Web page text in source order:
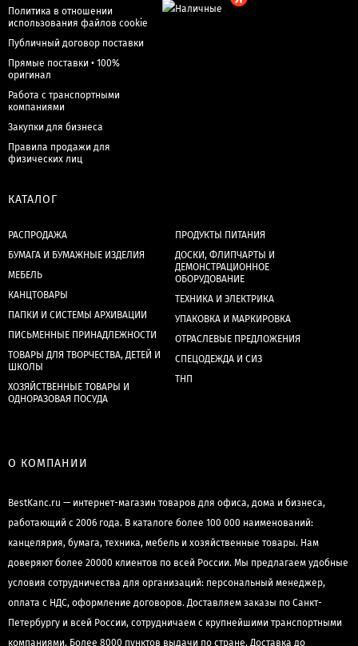
Политика в отношении
использования файлов cookie
Публичный договор поставки
Прямые поставки • 100%
оригинал
Работа с транспортными
компаниями
Закупки для бизнеса
Правила продажи для
физических лиц
КАТАЛОГ
РАСПРОДАЖА
БУМАГА И БУМАЖНЫЕ ИЗДЕЛИЯ
МЕБЕЛЬ
КАНЦТОВАРЫ
ПАПКИ И СИСТЕМЫ АРХИВАЦИИ
ПИСЬМЕННЫЕ ПРИНАДЛЕЖНОСТИ
ТОВАРЫ ДЛЯ ТВОРЧЕСТВА, ДЕТЕЙ И
ШКОЛЫ
ХОЗЯЙСТВЕННЫЕ ТОВАРЫ И
ОДНОРАЗОВАЯ ПОСУДА
ПРОДУКТЫ ПИТАНИЯ
ДОСКИ, ФЛИПЧАРТЫ И
ДЕМОНСТРАЦИОННОЕ
ОБОРУДОВАНИЕ
ТЕХНИКА И ЭЛЕКТРИКА
УПАКОВКА И МАРКИРОВКА
ОТРАСЛЕВЫЕ ПРЕДЛОЖЕНИЯ
СПЕЦОДЕЖДА И СИЗ
ТНП
О КОМПАНИИ
BestKanc.ru — интернет-магазин товаров для офиса, дома и бизнеса,
работающий с 2006 года. В каталоге более 100 000 наименований:
канцелярия, бумага, техника, мебель и хозяйственные товары. Нам
доверяют более 20000 клиентов по всей России. Мы предлагаем удобные
условия сотрудничества для организаций: персональный менеджер,
оплата с НДС, оформление договоров. Доставляем заказы по Санкт-
Петербургу и всей России, сотрудничаем с крупнейшими транспортными
компаниями. Более 8000 пунктов выдачи по стране. Доставка до